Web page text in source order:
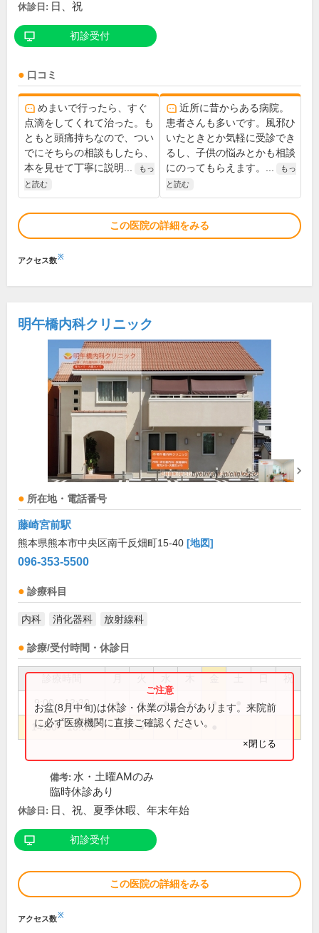
休診日: 日、祝
初診受付
口コミ
めまいで行ったら、すぐ
点滴をしてくれて治った。も
ともと頭痛持ちなので、つい
でにそちらの相談もしたら、
本を見せて丁寧に説明...
もっ
と読む
近所に昔からある病院。
患者さんも多いです。風邪ひ
いたときとか気軽に受診でき
るし、子供の悩みとかも相談
にのってもらえます。...
もっ
と読む
この医院の詳細をみる
アクセス数※
明午橋内科クリニック
所在地・電話番号
藤崎宮前駅
熊本県熊本市中央区南千反畑町15-40 [地図]
096-353-5500
診療科目
内科 消化器科 放射線科
診療/受付時間・休診日
祝
9:00～12:30 ● ● ● ● ●
14:30～18:00 ● ● ●
お盆(8月中旬)は休診・休業の場合があります。来院前
に必ず医療機関に直接ご確認ください。
×閉じる
備考: 水・土曜AMのみ
臨時休診あり
休診日: 日、祝、夏季休暇、年末年始
初診受付
この医院の詳細をみる
アクセス数※